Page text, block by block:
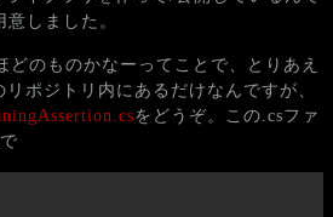
しました。
どのものかなーってことで、とりあえ
ポジトリ内にあるだけなんですが、
をどうぞ。この.csファ